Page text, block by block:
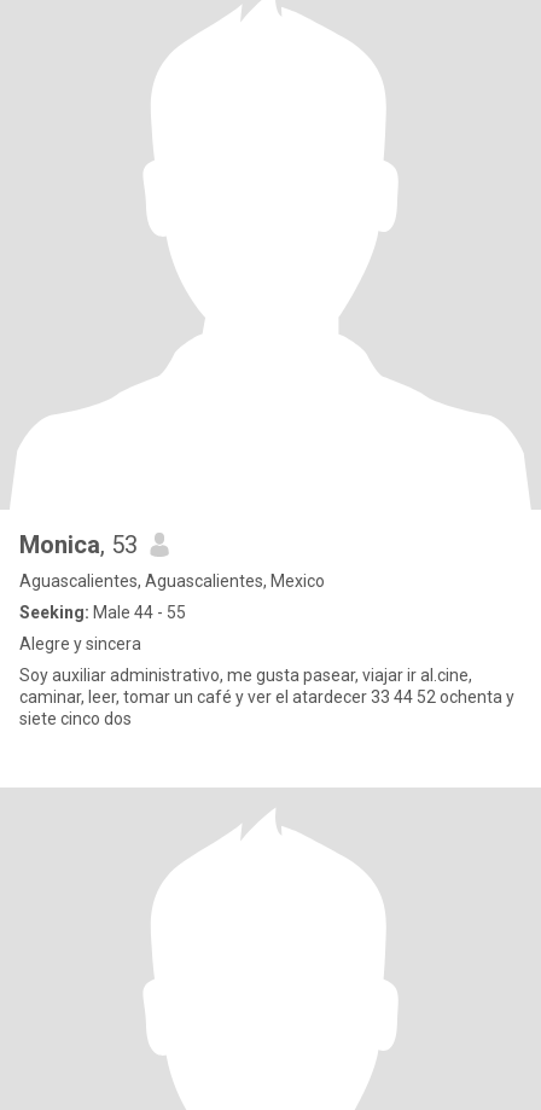
Monica, 53
Aguascalientes, Aguascalientes, Mexico
Seeking: Male 44 - 55
Alegre y sincera
Soy auxiliar administrativo, me gusta pasear, viajar ir al.cine,
caminar, leer, tomar un café y ver el atardecer 33 44 52 ochenta y
siete cinco dos